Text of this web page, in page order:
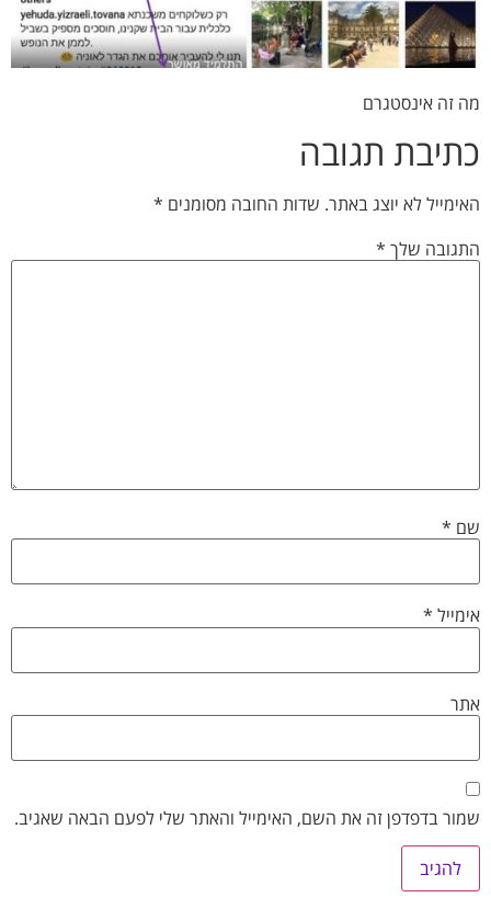
מה זה אינסטגרם
כתיבת תגובה
האימייל לא יוצג באתר. שדות החובה מסומנים *
התגובה שלך*
שם *
אימייל*
אתר
שמור בדפדפן זה את השם, האימייל והאתר שלי לפעם הבאה שאגיב.